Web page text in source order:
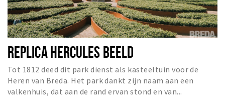
REPLICA HERCULES BEELD
Tot 1812 deed dit park dienst als kasteeltuin voor de
Heren van Breda. Het park dankt zijn naam aan een
valkenhuis, dat aan de rand ervan stond en van...